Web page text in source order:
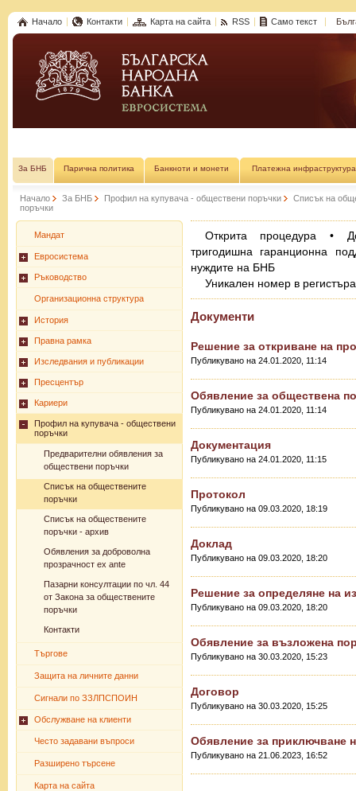
Начало Контакти Карта на сайта RSS Само текст
За БНБ Парична политика Банкноти и монети Платежна инфраструктура
Начало За БНБ Профил на купувача - обществени поръчки
Списък на
поръчки
Мандат
Евросистема
Ръководство
Организационна структура
История
Правна рамка
Изследвания и публикации
Пресцентър
Кариери
Профил на купувача - обществени
поръчки
Предварителни обявления за
обществени поръчки
Списък на обществените
поръчки
Списък на обществените
поръчки - архив
Обявления за доброволна
прозрачност ex ante
Пазарни консултации по чл. 44
от Закона за обществените
поръчки
Контакти
Търгове
Защита на личните данни
Сигнали по ЗЗЛПСПОИН
Обслужване на клиенти
Често задавани въпроси
Разширено търсене
Карта на сайта
Открита процедура •
тригодишна гаранционна
нуждите на БНБ
Уникален номер в
Документи
Решение за откриване на
Публикувано на 24.01.2020, 11:14
Обявление за обществена
Публикувано на 24.01.2020, 11:14
Документация
Публикувано на 24.01.2020, 11:15
Протокол
Публикувано на 09.03.2020, 18:19
Доклад
Публикувано на 09.03.2020, 18:20
Решение за определяне на
Публикувано на 09.03.2020, 18:20
Обявление за възложена
Публикувано на 30.03.2020, 15:23
Договор
Публикувано на 30.03.2020, 15:25
Обявление за приключване
Публикувано на 21.06.2023, 16:52